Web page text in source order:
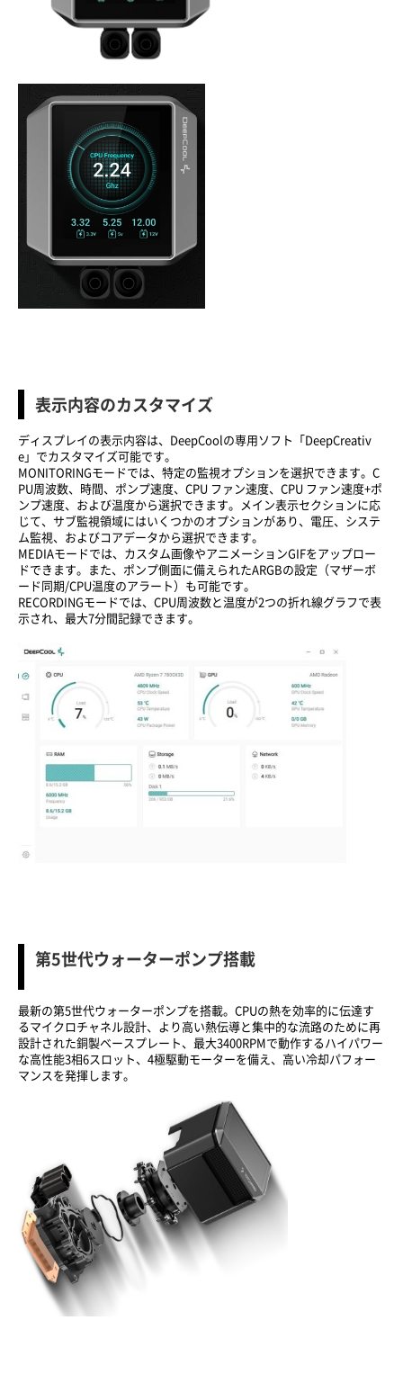
表示内容のカスタマイズ
ディスプレイの表示内容は、DeepCoolの専用ソフト「DeepCreativ
e」でカスタマイズ可能です。
MONITORINGモードでは、特定の監視オプションを選択できます。C
PU周波数、時間、ポンプ速度、CPU ファン速度、CPU ファン速度+ポ
ンプ速度、および温度から選択できます。メイン表示セクションに応
じて、サブ監視領域にはいくつかのオプションがあり、電圧、システ
ム監視、およびコアデータから選択できます。
MEDIAモードでは、カスタム画像やアニメーションGIFをアップロー
ドできます。また、ポンプ側面に備えられたARGBの設定（マザーボ
ード同期/CPU温度のアラート）も可能です。
RECORDINGモードでは、CPU周波数と温度が2つの折れ線グラフで表
示され、最大7分間記録できます。
第5世代ウォーターポンプ搭載
最新の第5世代ウォーターポンプを搭載。CPUの熱を効率的に伝達す
るマイクロチャネル設計、より高い熱伝導と集中的な流路のために再
設計された銅製ベースプレート、最大3400RPMで動作するハイパワー
な高性能3相6スロット、4極駆動モーターを備え、高い冷却パフォー
マンスを発揮します。